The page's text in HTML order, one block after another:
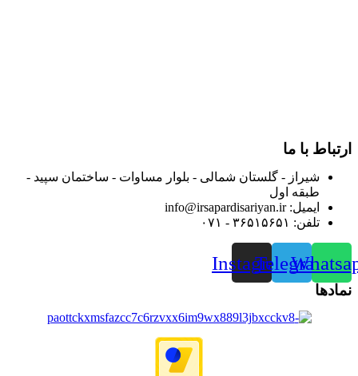
ارتباط با ما
شیراز - گلستان شمالی - بلوار مساوات - ساختمان سپید -
طبقه اول
ایمیل: info@irsapardisariyan.ir
تلفن: ۳۶۵۱۵۶۵۱ - ۰۷۱
Telegram
Instagram
نمادها